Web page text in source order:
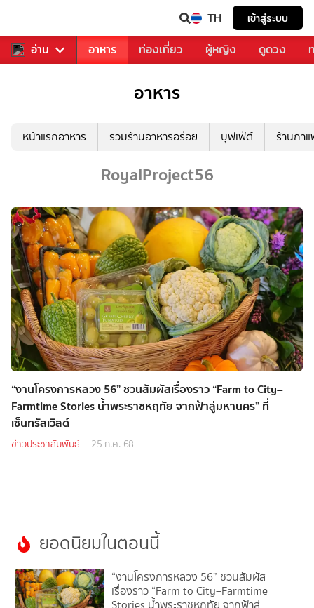
TH เข้าสู่ระบบ
อ่าน
รวงการเพลง อาหาร ท่องเที่ยว ผู้หญิง ดูดวง
อาหาร
หน้าแรกอาหาร รวมร้านอาหารอร่อย บุฟเฟ่ต์ ร้านกา
RoyalProject56
“งานโครงการหลวง 56” ชวนสัมผัสเรื่องราว “Farm to City–
Farmtime Stories น้ำพระราชหฤทัย จากฟ้าสู่มหานคร” ที่
เซ็นทรัลเวิลด์
ข่าวประชาสัมพันธ์ 25 ก.ค. 68
ยอดนิยมในตอนนี้
“งานโครงการหลวง 56” ชวนสัมผัส
เรื่องราว “Farm to City–Farmtime